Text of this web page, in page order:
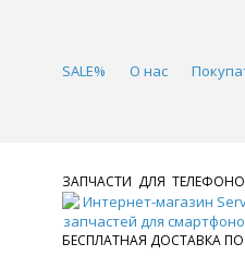
SALE% О нас
ЗАПЧАСТИ ДЛЯ
БЕСПЛАТНАЯ ДОСТАВКА